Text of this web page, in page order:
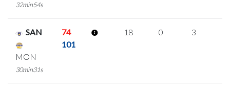
32min54s
SAN 74
MON
101
30min31s
18 0 3